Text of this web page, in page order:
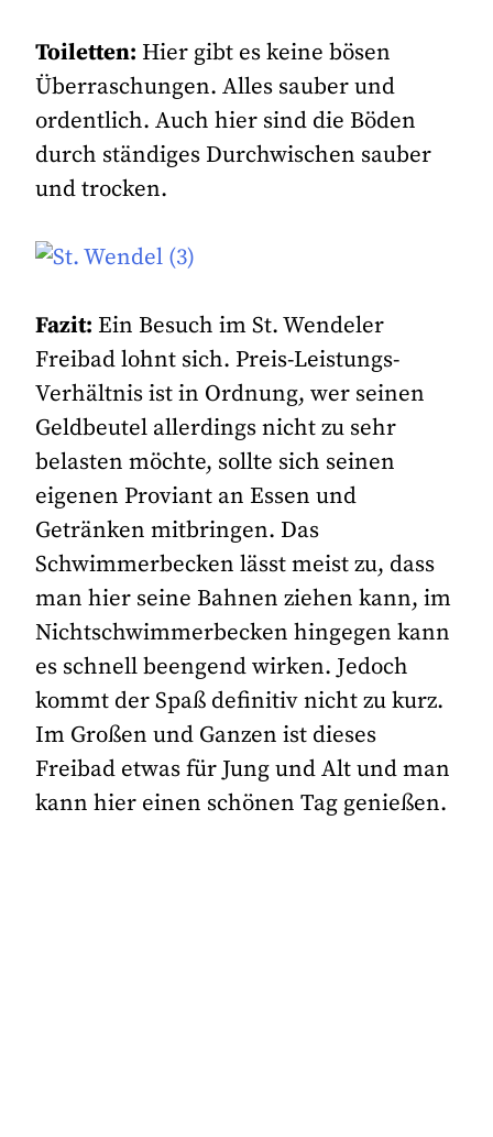
Toiletten: Hier gibt es keine bösen
Überraschungen. Alles sauber und
ordentlich. Auch hier sind die Böden
durch ständiges Durchwischen sauber
und trocken.
Fazit: Ein Besuch im St. Wendeler
Freibad lohnt sich. Preis-Leistungs-
Verhältnis ist in Ordnung, wer seinen
Geldbeutel allerdings nicht zu sehr
belasten möchte, sollte sich seinen
eigenen Proviant an Essen und
Getränken mitbringen. Das
Schwimmerbecken lässt meist zu, dass
man hier seine Bahnen ziehen kann, im
Nichtschwimmerbecken hingegen kann
es schnell beengend wirken. Jedoch
kommt der Spaß definitiv nicht zu kurz.
Im Großen und Ganzen ist dieses
Freibad etwas für Jung und Alt und man
kann hier einen schönen Tag genießen.